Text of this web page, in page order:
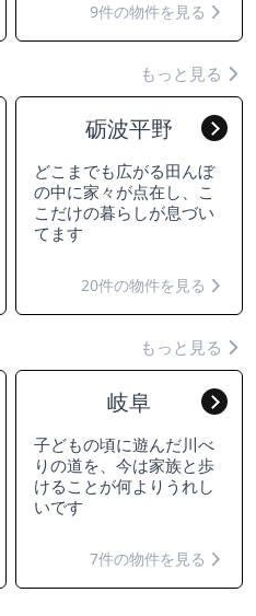
9件の物件を見る
もっと見る
砺波平野
どこまでも広がる田んぼ
の中に家々が点在し、こ
こだけの暮らしが息づい
てます
20件の物件を見る
もっと見る
岐阜
子どもの頃に遊んだ川べ
りの道を、今は家族と歩
けることが何よりうれし
いです
7件の物件を見る